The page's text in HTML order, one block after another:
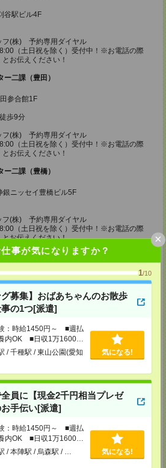
事が気になりますか？
1/10
グ募集】おばあちゃんのお散歩
の1つ[派遣]
：時給1450円～ ■週払
内OK ■日収1万1600円
/ 千種駅 / 東山公園(愛知
気になる!
員に【現金2千円相当プレゼ
手伝い[派遣]
：時給1450円～ ■週払
内OK ■日収1万1600円
/ 本陣駅 / 烏森駅 / … 気になる!
×
谷駅ビル4F
フ(株) 予約専用ダイヤル
（土日祝を除く）受付中！※お電話の際
お伝えください！
二課（豊田）
参合館1F
歩9分
フ(株) 予約専用ダイヤル
（土日祝を除く）受付中！※お電話の際
お伝えください！
二課（豊橋）
ニッセイ豊橋ビル5F
フ(株) 予約専用ダイヤル
（土日祝を除く）受付中！※お電話の際
お伝えください！
ー二課（岡崎）
沢町11-5 第一生命・三井住友海上岡崎ビル
フ(株) 予約専用ダイヤル
（土日祝を除く）受付中！※お電話の際
ー（浜松）
アクトタワー11F
フ(株) 予約専用ダイヤル
（土日祝を除く）受付中！※お電話の際
お伝えください！
ー（静岡）